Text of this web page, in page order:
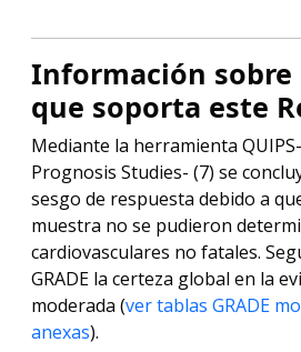
Información sobre
que soporta este
Mediante la herramienta
Prognosis Studies- (7) se
sesgo de respuesta debido a
muestra no se pudieron
cardiovasculares no fatales.
GRADE la certeza global en la
moderada (ver tablas GRADE
anexas).